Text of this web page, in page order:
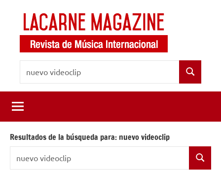
contenido
LaCarne
Magazine
de
música
internacional
Buscar
Resultados de la búsqueda para: nuevo videoclip
Buscar